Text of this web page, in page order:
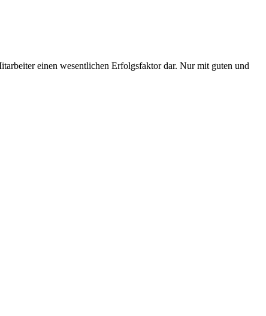
einen wesentlichen Erfolgsfaktor dar. Nur mit guten und